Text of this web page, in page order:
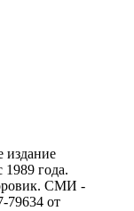
издание
1989 года.
CМИ -
79634 от